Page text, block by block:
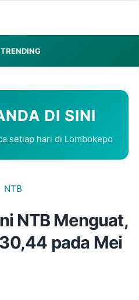
TRENDING
DI SINI
setiap hari di Lombokepo
NTB
NTB Menguat,
pada Mei